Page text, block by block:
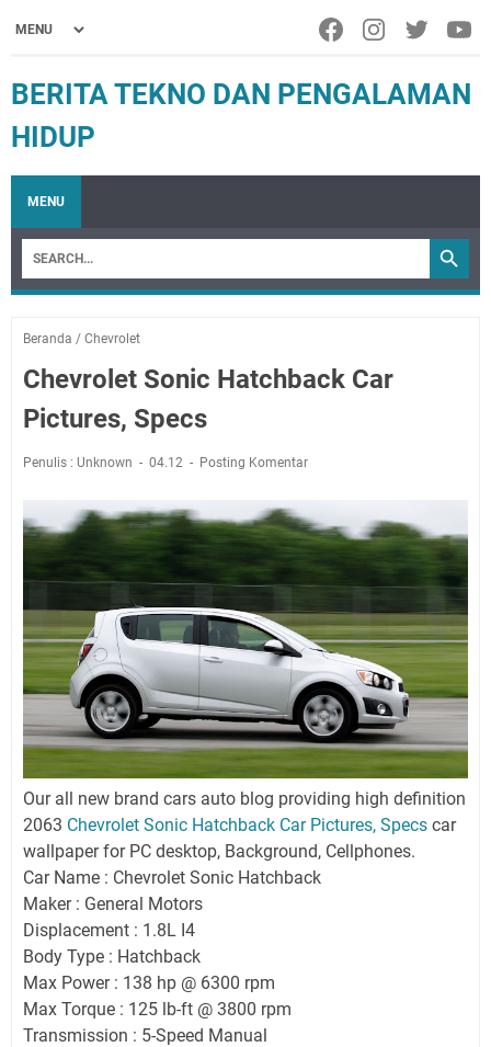
BERITA TEKNO DAN PENGALAMAN
HIDUP
MENU
Beranda / Chevrolet
Chevrolet Sonic Hatchback Car
Pictures, Specs
Penulis : Unknown 04.12 Posting Komentar
Our all new brand cars auto blog providing high definition
2063 Chevrolet Sonic Hatchback Car Pictures, Specs car
wallpaper for PC desktop, Background, Cellphones.
Car Name : Chevrolet Sonic Hatchback
Maker : General Motors
Displacement : 1.8L I4
Body Type : Hatchback
Max Power : 138 hp @ 6300 rpm
Max Torque : 125 lb-ft @ 3800 rpm
Transmission : 5-Speed Manual